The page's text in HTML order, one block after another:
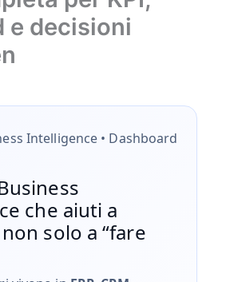
e decisioni
Intelligence • Dashboard
che aiuti a
solo a “fare